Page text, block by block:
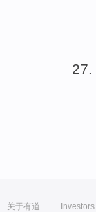
关于有道 Investors